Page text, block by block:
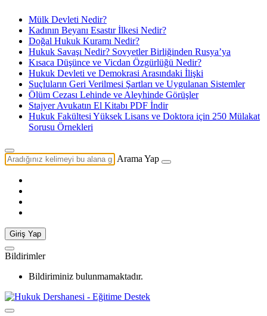
Mülk Devleti Nedir?
Kadının Beyanı Esastır İlkesi Nedir?
Doğal Hukuk Kuramı Nedir?
Hukuk Savaşı Nedir? Sovyetler Birliğinden Rusya’ya
Kısaca Düşünce ve Vicdan Özgürlüğü Nedir?
Hukuk Devleti ve Demokrasi Arasındaki İlişki
Suçluların Geri Verilmesi Şartları ve Uygulanan Sistemler
Ölüm Cezası Lehinde ve Aleyhinde Görüşler
Stajyer Avukatın El Kitabı PDF İndir
Hukuk Fakültesi Yüksek Lisans ve Doktora için 250 Mülakat
Sorusu Örnekleri
Arama Yap
Giriş Yap
Bildirimler
Bildiriminiz bulunmamaktadır.